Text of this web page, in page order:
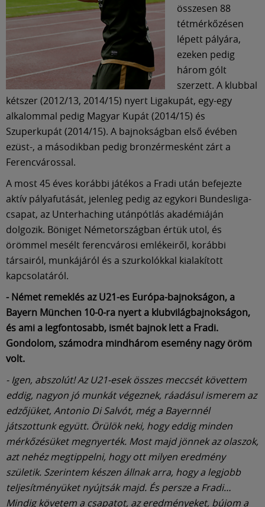
összesen 88
tétmérkőzésen
lépett pályára,
ezeken pedig
három gólt
szerzett. A klubbal
kétszer (2012/13, 2014/15) nyert Ligakupát, egy-egy
alkalommal pedig Magyar Kupát (2014/15) és
Szuperkupát (2014/15). A bajnokságban első évében
ezüst-, a másodikban pedig bronzérmesként zárt a
Ferencvárossal.
A most 45 éves korábbi játékos a Fradi után befejezte
aktív pályafutását, jelenleg pedig az egykori Bundesliga-
csapat, az Unterhaching utánpótlás akadémiáján
dolgozik. Böniget Németországban értük utol, és
örömmel mesélt ferencvárosi emlékeiről, korábbi
társairól, munkájáról és a szurkolókkal kialakított
kapcsolatáról.
- Német remeklés az U21-es Európa-bajnokságon, a
Bayern München 10-0-ra nyert a klubvilágbajnokságon,
és ami a legfontosabb, ismét bajnok lett a Fradi.
Gondolom, számodra mindhárom esemény nagy öröm
volt.
- Igen, abszolút! Az U21-esek összes meccsét követtem
eddig, nagyon jó munkát végeznek, ráadásul ismerem az
edzőjüket, Antonio Di Salvót, még a Bayernnél
játszottunk együtt. Örülök neki, hogy eddig minden
mérkőzésüket megnyerték. Most majd jönnek az olaszok,
azt nehéz megtippelni, hogy ott milyen eredmény
születik. Szerintem készen állnak arra, hogy a legjobb
teljesítményüket nyújtsák majd. És persze a Fradi…
Mindig követem a csapatot, az eredményeket, bújom a